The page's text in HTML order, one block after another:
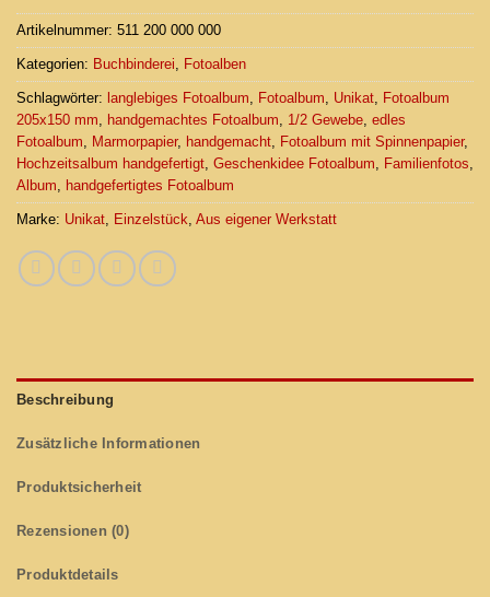
Artikelnummer: 511 200 000 000
Kategorien: Buchbinderei Fotoalben
Schlagwörter: langlebiges Fotoalbum Fotoalbum Unikat
Fotoalbum
205x150 mm
handgemachtes Fotoalbum 1/2 Gewebe edles
Fotoalbum
Marmorpapier, handgemacht Fotoalbum mit Spinnenpapier,
Hochzeitsalbum handgefertigt Geschenkidee Fotoalbum Familienfotos
Album
handgefertigtes Fotoalbum
Marke: Unikat Einzelstück Aus eigener Werkstatt
Beschreibung
Zusätzliche Informationen
Produktsicherheit
Rezensionen (0)
Produktdetails